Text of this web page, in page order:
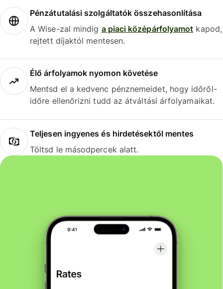
Pénzátutalási szolgáltatók összehasonlítása
A Wise-zal mindig a piaci középárfolyamot kapod,
rejtett díjaktól mentesen.
Élő árfolyamok nyomon követése
Mentsd el a kedvenc pénznemeidet, hogy időről-
időre ellenőrizni tudd az átváltási árfolyamaikat.
Teljesen ingyenes és hirdetésektől mentes
Töltsd le másodpercek alatt.